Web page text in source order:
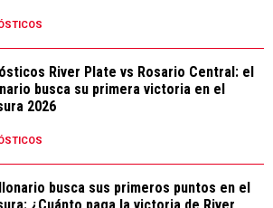
River Plate vs Rosario Central: el
busca su primera victoria en el
2026
busca sus primeros puntos en el